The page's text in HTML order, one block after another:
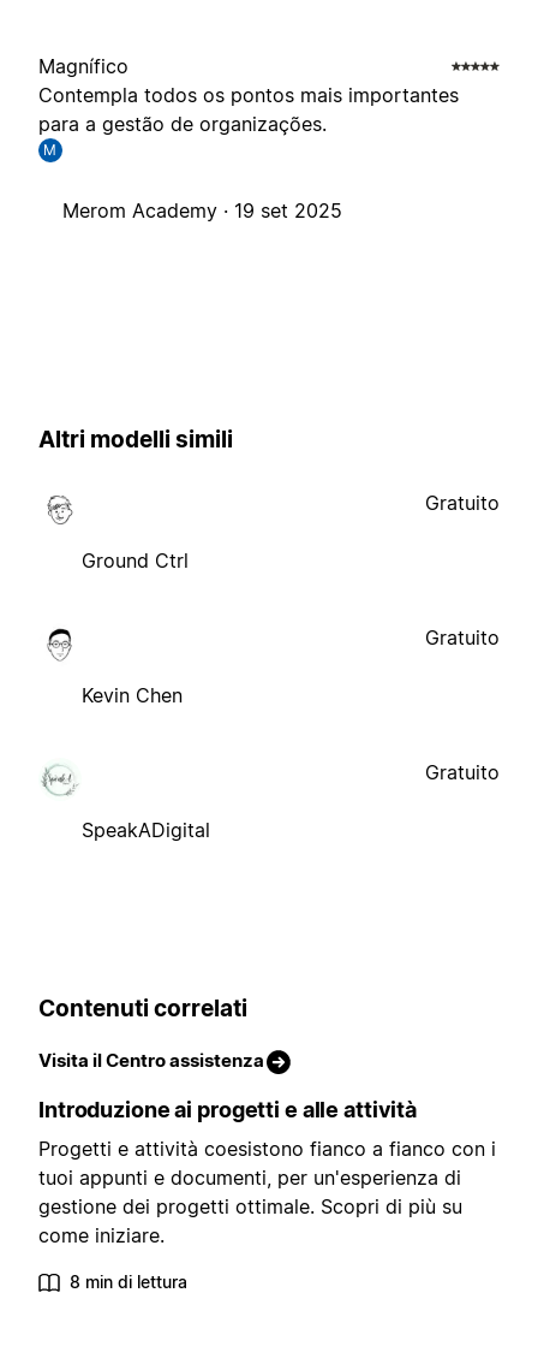
Magnífico
Contempla todos os pontos mais importantes
para a gestão de organizações.
M
Merom Academy · 19 set 2025
Altri modelli simili
Ground Ctrl
Gratuito
Kevin Chen
Gratuito
SpeakADigital
Gratuito
Contenuti correlati
Visita il Centro assistenza
Introduzione ai progetti e alle attività
Progetti e attività coesistono fianco a fianco con i
tuoi appunti e documenti, per un'esperienza di
gestione dei progetti ottimale. Scopri di più su
come iniziare.
8 min di lettura